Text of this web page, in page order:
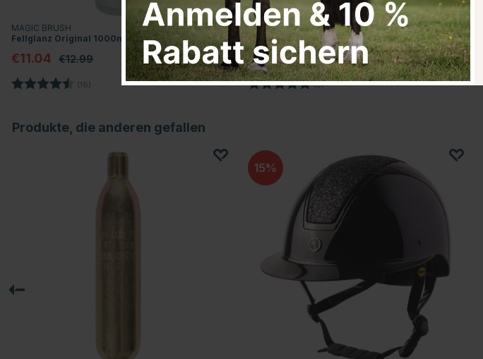
MAGIC BRUSH
Fellglanz Original 1000ml
€11.04 €12.99
Bewertung: (16) 4.3 von 5 Sternen
PHARMAKA
Fellglanz Foxfire 1L
€19.96 €24.95
Bewertung: (3) 5.0 von 5 Sternen
Produkte, die anderen gefallen
15